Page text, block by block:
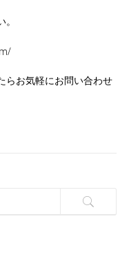
らお気軽にお問い合わせ